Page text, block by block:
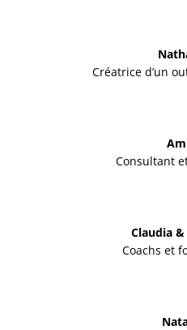
Créatrice d’un
Consultant
Claudia
Coachs et